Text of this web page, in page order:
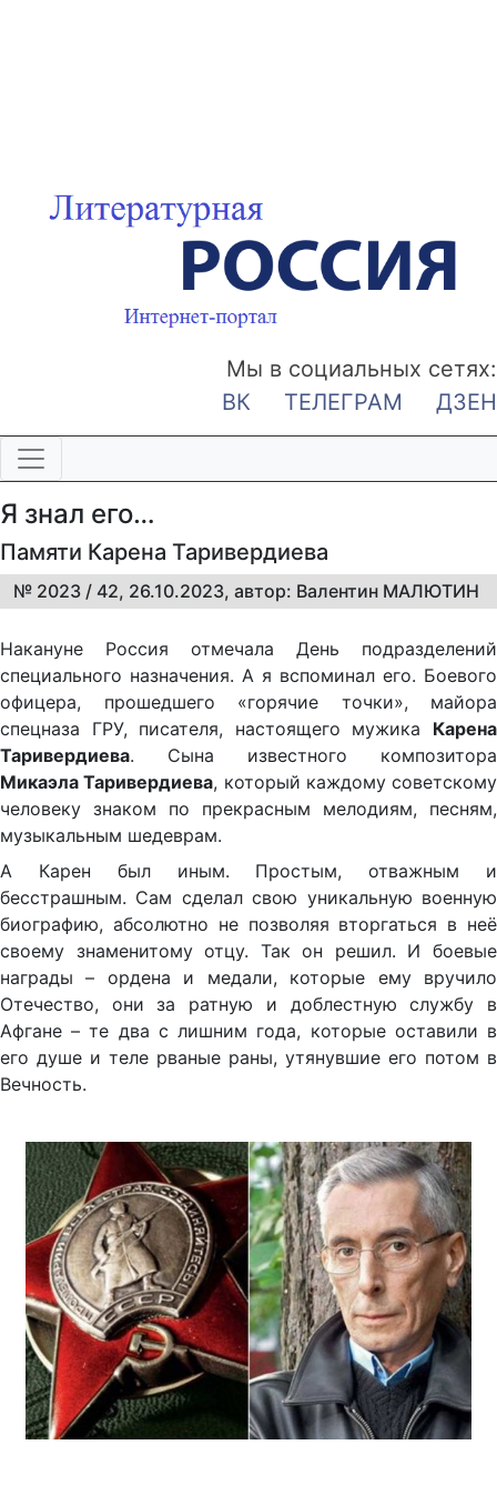
Мы в социальных сетях:
ВК
ТЕЛЕГРАМ ДЗЕН
Я знал его…
Памяти Карена Таривердиева
№ 2023 / 42, 26.10.2023, автор: Валентин МАЛЮТИН
Накануне Россия отмечала День подразделений
специального назначения. А я вспоминал его. Боевого
офицера, прошедшего «горячие точки», майора
спецназа ГРУ, писателя, настоящего мужика Карена
Таривердиева. Сына известного композитора
Микаэла Таривердиева, который каждому советскому
человеку знаком по прекрасным мелодиям, песням,
музыкальным шедеврам.
А Карен был иным. Простым, отважным и
бесстрашным. Сам сделал свою уникальную военную
биографию, абсолютно не позволяя вторгаться в неё
своему знаменитому отцу. Так он решил. И боевые
награды – ордена и медали, которые ему вручило
Отечество, они за ратную и доблестную службу в
Афгане – те два с лишним года, которые оставили в
его душе и теле рваные раны, утянувшие его потом в
Вечность.